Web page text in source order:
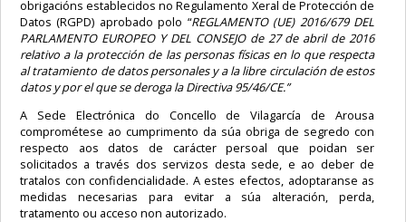
obrigacións establecidos no Regulamento Xeral de Protección de
Datos (RGPD) aprobado polo “REGLAMENTO (UE) 2016/679 DEL
PARLAMENTO EUROPEO Y DEL CONSEJO de 27 de abril de 2016
relativo a la protección de las personas físicas en lo que respecta
al tratamiento de datos personales y a la libre circulación de estos
datos y por el que se deroga la Directiva 95/46/CE.”
A Sede Electrónica do Concello de Vilagarcía de Arousa
comprométese ao cumprimento da súa obriga de segredo con
respecto aos datos de carácter persoal que poidan ser
solicitados a través dos servizos desta sede, e ao deber de
tratalos con confidencialidade. A estes efectos, adoptaranse as
medidas necesarias para evitar a súa alteración, perda,
tratamento ou acceso non autorizado.